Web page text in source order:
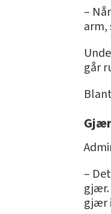
–
arm,
går
–
gjær.
gjær